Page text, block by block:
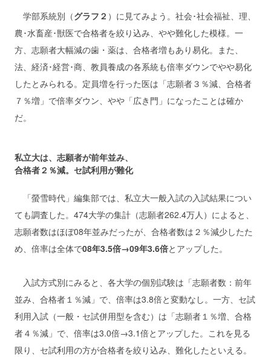
学部系統別（グラフ２ ）に見てみよう。社会･社会福祉、理、
農･水畜産･獣医で合格者を絞り込み、やや難化した模様。一
方、志願者大幅減の歯・薬は、合格者増もあり易化。また、
法、経済･経営･商、教員養成の各系統も倍率ダウンでやや易化
したとみられる。定員増を行った医は「志願者３％減、合格者
７％増」で倍率ダウン、やや「広き門」になったことは確か
だ。
私立大は、志願者が前年並み、
合格者２％減。セ試利用が難化
「螢雪時代」編集部では、私立大一般入試の入試結果につい
ても調査した。474大学の集計（志願者262.4万人）によると、
志願者数はほぼ08年並みだったが、合格者数は２％減少したた
め、倍率は全体で08年3.5倍→09年3.6倍とアップした。
入試方式別にみると、各大学の個別試験は「志願者数：前年
並み、合格者１％減」で、倍率は3.8倍と変動なし。一方、セ試
利用入試（一般・セ試併用型を含む）は「志願者１％増、合格
者４％減」で、倍率は3.0倍→3.1倍とアップした。これを見る
限り、セ試利用の方が合格者を絞り込み、難化したといえる。